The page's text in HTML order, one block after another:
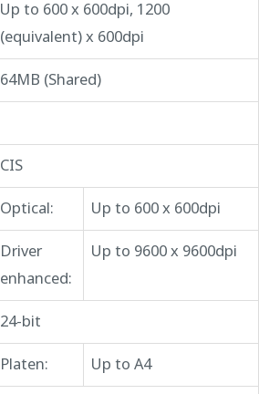
Up to 600 x 600dpi, 1200
(equivalent) x 600dpi
64MB (Shared)
CIS
Optical:
Up to 600 x 600dpi
Driver
enhanced:
Up to 9600 x 9600dpi
24-bit
Platen:
Up to A4